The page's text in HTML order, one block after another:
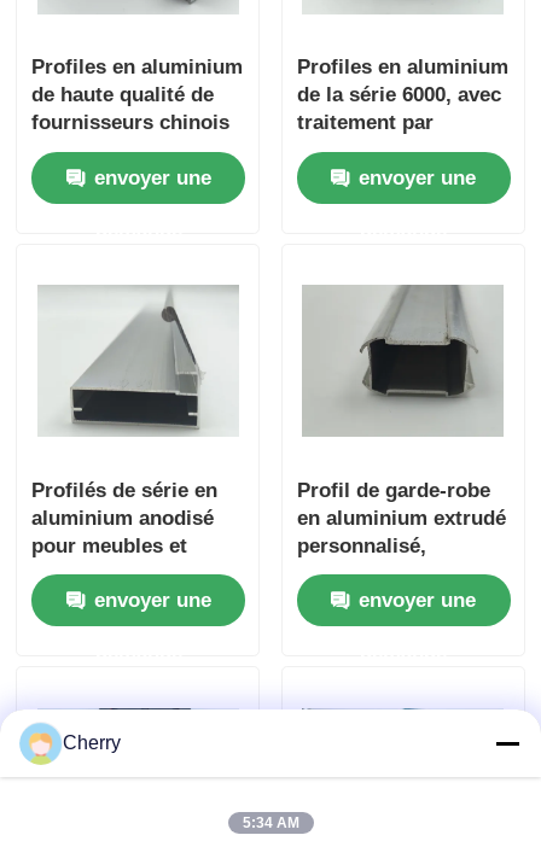
Profiles en aluminium
de haute qualité de
fournisseurs chinois
pour portes et
fenêtres de
différentes couleurs
envoyer une
Profiles en aluminium
de la série 6000, avec
traitement par
sablage, anodisation
et services de
découpe
envoyer une
Profilés de série en
aluminium anodisé
pour meubles et
armoires modernes
envoyer une
Profil de garde-robe
en aluminium extrudé
personnalisé,
accessoires de garde-
robe, tiges
suspendues, design
amovible, monté au
envoyer une
Cherry
5:34 AM